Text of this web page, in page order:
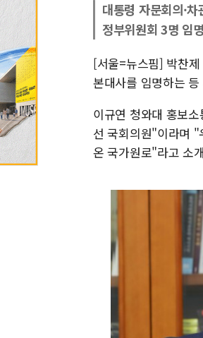
대통령 자문회의·
정부위원회 3명 임
[서울=뉴스핌] 박찬
본대사를 임명하는
이규연 청와대 홍보
선 국회의원"이라며 "
온 국가원로"라고 소